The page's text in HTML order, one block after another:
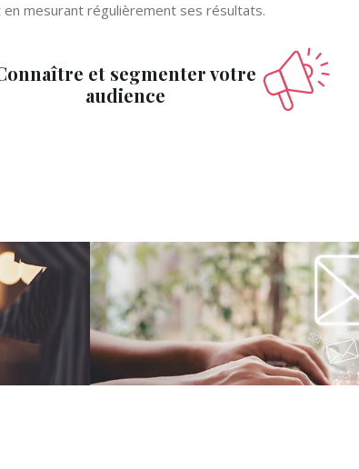
en mesurant régulièrement ses résultats.
et segmenter votre
audience